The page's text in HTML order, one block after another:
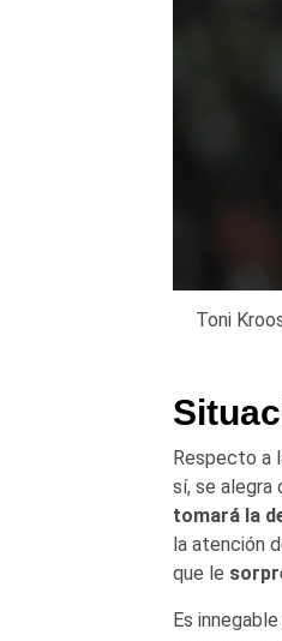
Toni
Respecto a
sí, se alegra
tomará la
la atención
que le
Es